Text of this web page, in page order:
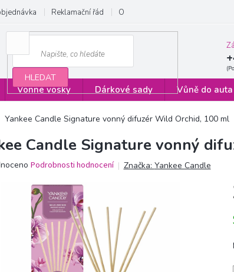
Reklamační řád Obchodní podmínky
HLEDAT
Vonné vosky Dárkové sady Vůně do auta
Yankee Candle Signature vonný difuzér Wild Orchid, 100 ml
Candle Signature vonný
Podrobnosti hodnocení Značka: Yankee Candle